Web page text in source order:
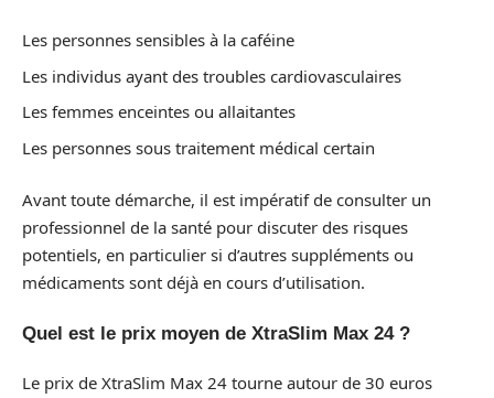
Les personnes sensibles à la caféine
Les individus ayant des troubles cardiovasculaires
Les femmes enceintes ou allaitantes
Les personnes sous traitement médical certain
Avant toute démarche, il est impératif de consulter un
professionnel de la santé pour discuter des risques
potentiels, en particulier si d’autres suppléments ou
médicaments sont déjà en cours d’utilisation.
Quel est le prix moyen de XtraSlim Max 24 ?
Le prix de XtraSlim Max 24 tourne autour de 30 euros